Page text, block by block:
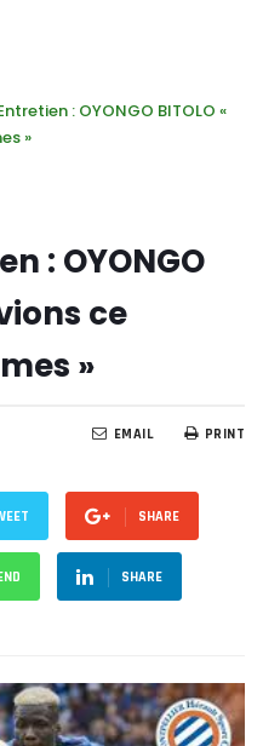
: OYONGO BITOLO «
»
: OYONGO
ce
»
PRINT
EMAIL
SHARE
SHARE